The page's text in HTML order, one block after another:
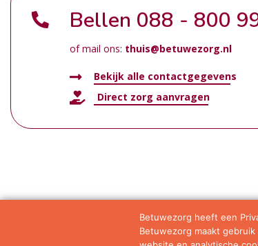
Bellen 088 - 800
of mail ons: thuis@betuwezorg.nl
Bekijk alle contactgegevens
Direct zorg aanvragen
Privacy statement
Betuwezorg heeft een
Betuwezorg maakt